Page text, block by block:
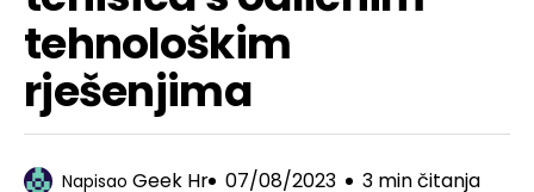
tehnološkim
rješenjima
Napisao Geek Hr 07/08/2023 3 min čitanja